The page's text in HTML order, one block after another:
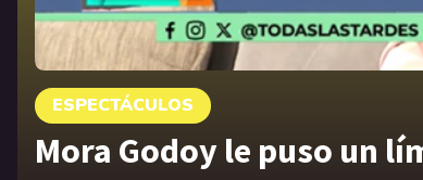
ESPECTÁCULOS
Mora Godoy le puso un